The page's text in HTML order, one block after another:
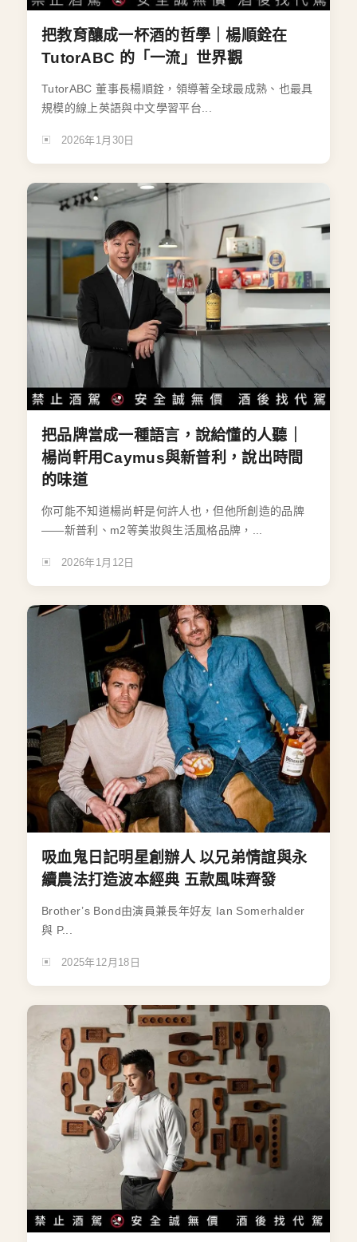
把教育釀成一杯酒的哲學｜楊順銓在
TutorABC 的「一流」世界觀
TutorABC 董事長楊順銓，領導著全球最成熟、也最具
規模的線上英語與中文學習平台...
2026年1月30日
把品牌當成一種語言，說給懂的人聽｜
楊尚軒用Caymus與新普利，說出時間
的味道
你可能不知道楊尚軒是何許人也，但他所創造的品牌
——新普利、m2等美妝與生活風格品牌，...
2026年1月12日
吸血鬼日記明星創辦人 以兄弟情誼與永
續農法打造波本經典 五款風味齊發
Brother’s Bond由演員兼長年好友 Ian Somerhalder
與 P...
2025年12月18日